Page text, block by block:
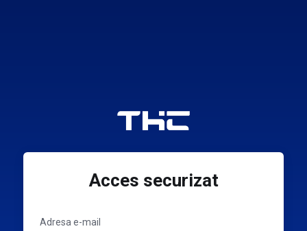
Acces securizat
Adresa e-mail